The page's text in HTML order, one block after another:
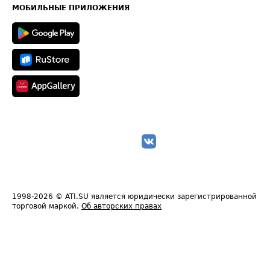
Техническая информация
МОБИЛЬНЫЕ ПРИЛОЖЕНИЯ
1998-2026 © ATI.SU является юридически зарегистрированной
торговой маркой. Об авторских правах